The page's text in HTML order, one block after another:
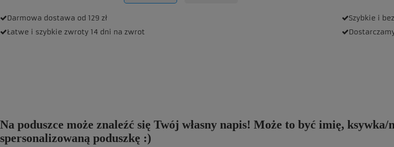
Darmowa dostawa od 129 zł Szybkie i
Łatwe i szybkie zwroty 14 dni na zwrot
Na poduszce może znaleźć się Twój własny napis! Może to być imię,
spersonalizowaną poduszkę :)